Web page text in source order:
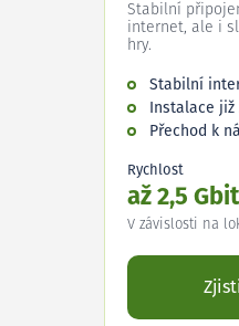
Stabilní
internet, ale i
hry.
Stabilní
Instalace již
Přechod k
Rychlost
až 2,5
V závislosti na